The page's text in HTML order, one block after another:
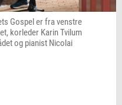
Gospel er fra venstre
korleder Karin Tvilum
og pianist Nicolai